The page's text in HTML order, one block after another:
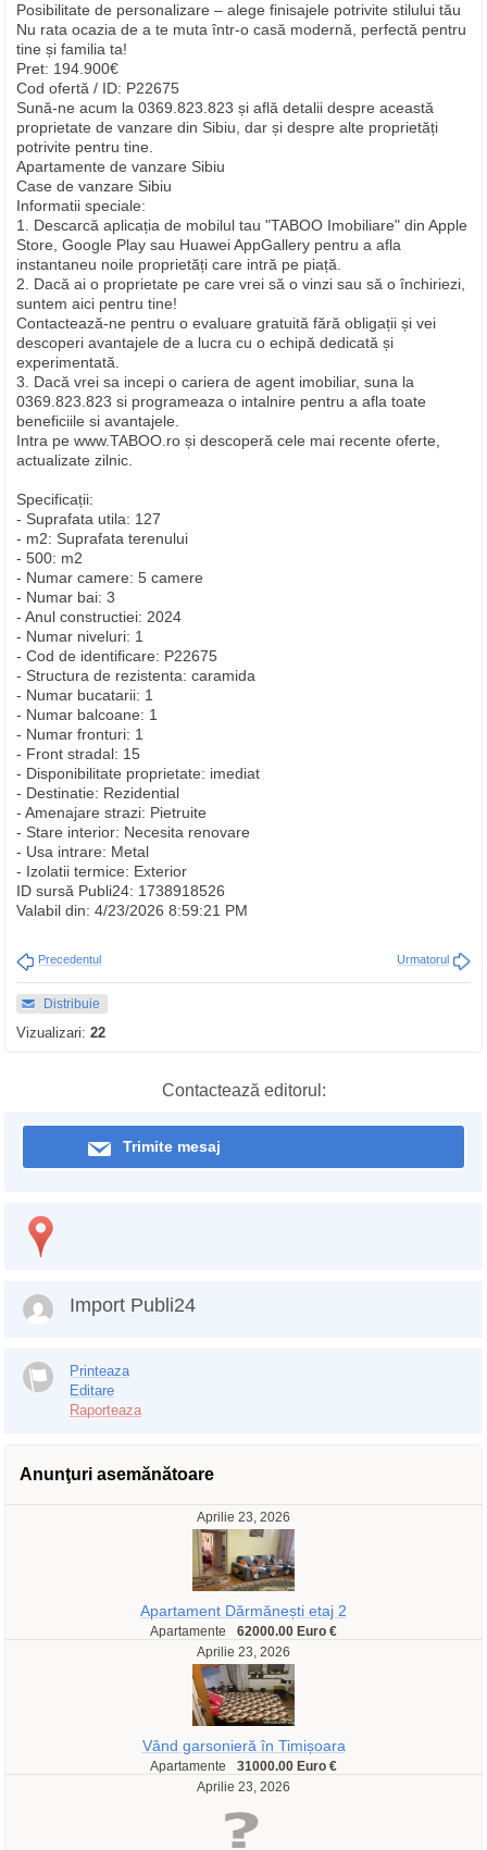
Posibilitate de personalizare – alege finisajele potrivite stilului tău
Nu rata ocazia de a te muta într-o casă modernă, perfectă pentru
tine și familia ta!
Pret: 194.900€
Cod ofertă / ID: P22675
Sună-ne acum la 0369.823.823 și află detalii despre această
proprietate de vanzare din Sibiu, dar și despre alte proprietăți
potrivite pentru tine.
Apartamente de vanzare Sibiu
Case de vanzare Sibiu
Informatii speciale:
1. Descarcă aplicația de mobilul tau "TABOO Imobiliare" din Apple
Store, Google Play sau Huawei AppGallery pentru a afla
instantaneu noile proprietăți care intră pe piață.
2. Dacă ai o proprietate pe care vrei să o vinzi sau să o închiriezi,
suntem aici pentru tine!
Contactează-ne pentru o evaluare gratuită fără obligații și vei
descoperi avantajele de a lucra cu o echipă dedicată și
experimentată.
3. Dacă vrei sa incepi o cariera de agent imobiliar, suna la
0369.823.823 si programeaza o intalnire pentru a afla toate
beneficiile si avantajele.
Intra pe www.TABOO.ro și descoperă cele mai recente oferte,
actualizate zilnic.
Specificații:
- Suprafata utila: 127
- m2: Suprafata terenului
- 500: m2
- Numar camere: 5 camere
- Numar bai: 3
- Anul constructiei: 2024
- Numar niveluri: 1
- Cod de identificare: P22675
- Structura de rezistenta: caramida
- Numar bucatarii: 1
- Numar balcoane: 1
- Numar fronturi: 1
- Front stradal: 15
- Disponibilitate proprietate: imediat
- Destinatie: Rezidential
- Amenajare strazi: Pietruite
- Stare interior: Necesita renovare
- Usa intrare: Metal
- Izolatii termice: Exterior
ID sursă Publi24: 1738918526
Valabil din: 4/23/2026 8:59:21 PM
Precedentul Urmatorul
Distribuie
Vizualizari: 22
Contactează editorul:
Trimite mesaj
Import Publi24
Printeaza
Editare
Raporteaza
Anunţuri asemănătoare
Aprilie 23, 2026
Apartament Dărmănești etaj 2
Apartamente
62000.00 Euro €
Aprilie 23, 2026
Vând garsonieră în Timișoara
Apartamente
31000.00 Euro €
Aprilie 23, 2026